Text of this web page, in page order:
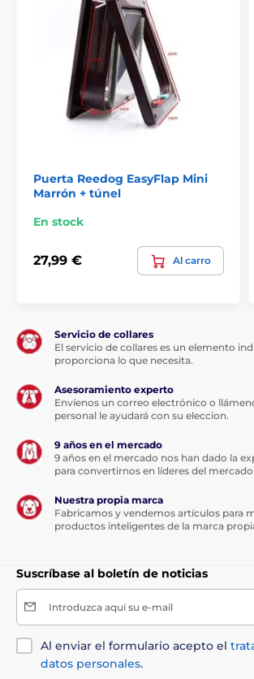
Solapa reemplazable - de plástico
resistente a los arañazos. La solapa se
cambiar fácilmente.
La principal ventaja del Reedog
sobre los modelos de la competencia es
se colocan alrededor de todo el borde de
que garantiza un funcionamiento
de la puerta. Se acabaron los molestos
fuertes, la puerta no se abre ni entra
De ello se encargan tanto unas cerdas
como un potente imán situado en la
la trampilla.
Puerta Reedog EasyFlap Mini
Marrón + túnel
En stock
27,99 € Al carro
Servicio de collares
El servicio de collares es un elemento
proporciona lo que necesita.
Asesoramiento experto
Envíenos un correo electrónico o
personal le ayudará con su eleccion.
9 años en el mercado
9 años en el mercado nos han dado la
para convertirnos en líderes del
Nuestra propia marca
Fabricamos y vendemos artículos para
productos inteligentes de la marca
Suscríbase al boletín de noticias
Introduzca aquí su e-mail
Al enviar el formulario acepto el
datos personales.